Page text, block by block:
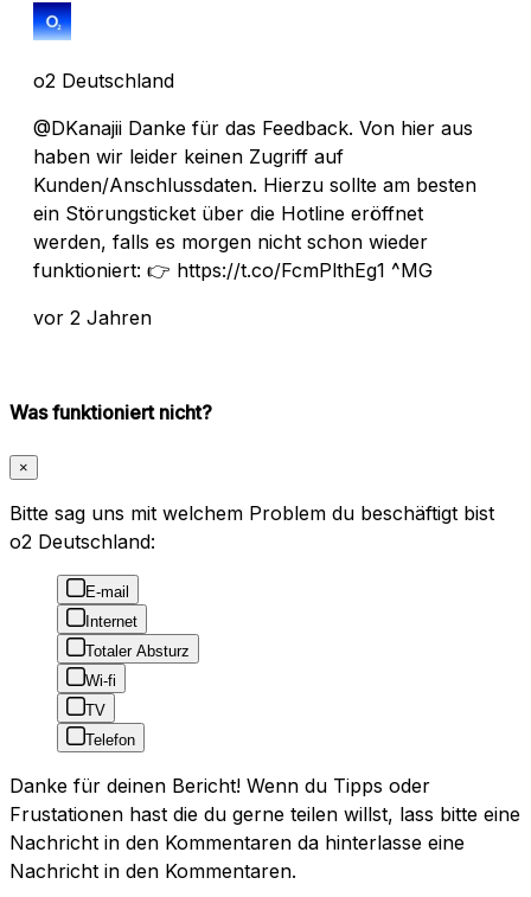
o2 Deutschland
@DKanajii Danke für das Feedback. Von hier aus
haben wir leider keinen Zugriff auf
Kunden/Anschlussdaten. Hierzu sollte am besten
ein Störungsticket über die Hotline eröffnet
werden, falls es morgen nicht schon wieder
funktioniert: 👉 https://t.co/FcmPlthEg1 ^MG
vor 2 Jahren
Was funktioniert nicht?
×
Bitte sag uns mit welchem Problem du beschäftigt bist
o2 Deutschland:
E-mail
Internet
Totaler Absturz
Wi-fi
TV
Telefon
Danke für deinen Bericht! Wenn du Tipps oder
Frustationen hast die du gerne teilen willst, lass bitte eine
Nachricht in den Kommentaren da hinterlasse eine
Nachricht in den Kommentaren.